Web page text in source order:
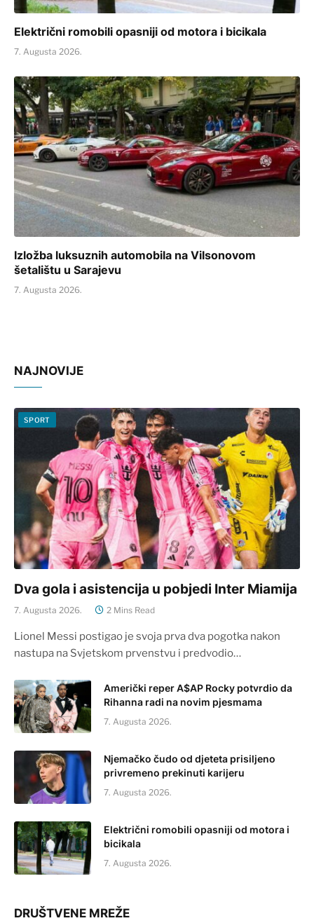
Električni romobili opasniji od motora i bicikala
7. Augusta 2026.
Izložba luksuznih automobila na Vilsonovom
šetalištu u Sarajevu
7. Augusta 2026.
NAJNOVIJE
SPORT
Dva gola i asistencija u pobjedi Inter Miamija
7. Augusta 2026. 2 Mins Read
Lionel Messi postigao je svoja prva dva pogotka nakon
nastupa na Svjetskom prvenstvu i predvodio…
Američki reper A$AP Rocky potvrdio da
Rihanna radi na novim pjesmama
7. Augusta 2026.
Njemačko čudo od djeteta prisiljeno
privremeno prekinuti karijeru
7. Augusta 2026.
Električni romobili opasniji od motora i
bicikala
7. Augusta 2026.
DRUŠTVENE MREŽE